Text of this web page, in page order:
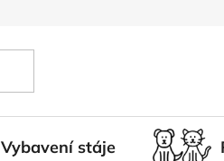
Doprava a
Vybavení stáje